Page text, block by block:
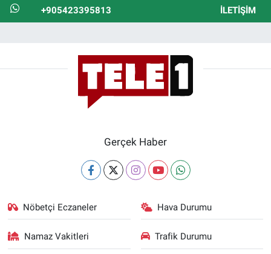
+905423395813 İLETIŞIM
Gerçek Haber
Nöbetçi Eczaneler Hava Durumu
Namaz Vakitleri Trafik Durumu